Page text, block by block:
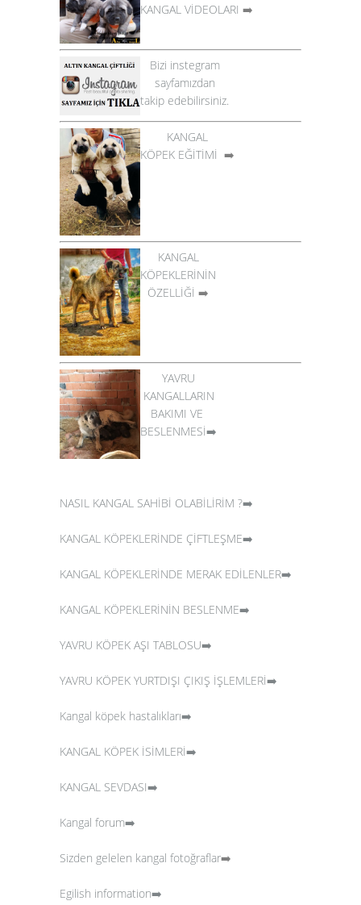
KANGAL VİDEOLARI ➡️
Bizi instegram
sayfamızdan
takip edebilirsiniz.
KANGAL
KÖPEK EĞİTİMİ ➡️
KANGAL
KÖPEKLERİNİN
ÖZELLİĞİ ➡️
YAVRU
KANGALLARIN
BAKIMI VE
BESLENMESİ➡️
NASIL KANGAL SAHİBİ OLABİLİRİM ?➡️
KANGAL KÖPEKLERİNDE ÇİFTLEŞME➡️
KANGAL KÖPEKLERİNDE MERAK EDİLENLER➡️
KANGAL KÖPEKLERİNİN BESLENME➡️
YAVRU KÖPEK AŞI TABLOSU➡️
YAVRU KÖPEK YURTDIŞI ÇIKIŞ İŞLEMLERİ➡️
Kangal köpek hastalıkları➡️
KANGAL KÖPEK İSİMLERİ➡️
KANGAL SEVDASI➡️
Kangal forum➡️
Sizden gelelen kangal fotoğraflar➡️
Egilish information➡️